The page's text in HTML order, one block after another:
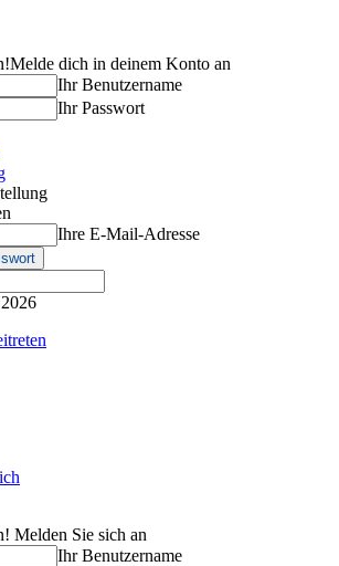
Melde dich in deinem Konto an
Ihr Benutzername
Ihr Passwort
Ihre E-Mail-Adresse
Melden Sie sich an
Ihr Benutzername